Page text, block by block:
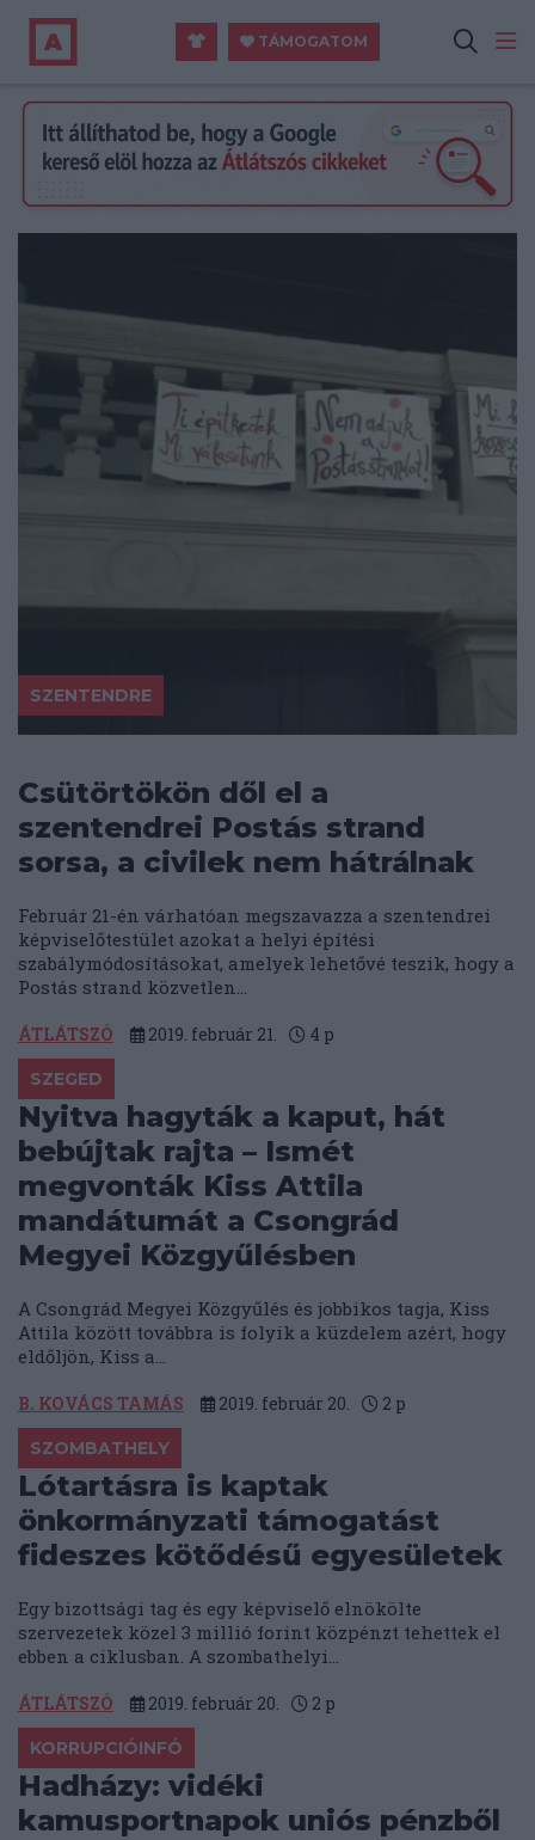
TÁMOGATOM
SZENTENDRE
Csütörtökön dől el a
szentendrei Postás strand
sorsa, a civilek nem hátrálnak
Február 21-én várhatóan megszavazza a szentendrei
képviselőtestület azokat a helyi építési
szabálymódosításokat, amelyek lehetővé teszik, hogy a
Postás strand közvetlen...
ÁTLÁTSZÓ 2019. február 21. 4 p
SZEGED
Nyitva hagyták a kaput, hát
bebújtak rajta – Ismét
megvonták Kiss Attila
mandátumát a Csongrád
Megyei Közgyűlésben
A Csongrád Megyei Közgyűlés és jobbikos tagja, Kiss
Attila között továbbra is folyik a küzdelem azért, hogy
eldőljön, Kiss a...
B. KOVÁCS TAMÁS 2019. február 20. 2 p
SZOMBATHELY
Lótartásra is kaptak
önkormányzati támogatást
fideszes kötődésű egyesületek
Egy bizottsági tag és egy képviselő elnökölte
szervezetek közel 3 millió forint közpénzt tehettek el
ebben a ciklusban. A szombathelyi...
ÁTLÁTSZÓ 2019. február 20. 2 p
KORRUPCIÓINFÓ
Hadházy: vidéki
kamusportnapok uniós pénzből